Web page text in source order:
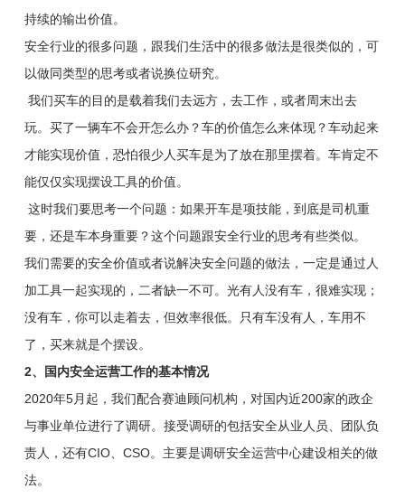
持续的输出价值。
安全行业的很多问题，跟我们生活中的很多做法是很类似的，可
以做同类型的思考或者说换位研究。
我们买车的目的是载着我们去远方，去工作，或者周末出去
玩。买了一辆车不会开怎么办？车的价值怎么来体现？车动起来
才能实现价值，恐怕很少人买车是为了放在那里摆着。车肯定不
能仅仅实现摆设工具的价值。
这时我们要思考一个问题：如果开车是项技能，到底是司机重
要，还是车本身重要？这个问题跟安全行业的思考有些类似。
我们需要的安全价值或者说解决安全问题的做法，一定是通过人
加工具一起实现的，二者缺一不可。光有人没有车，很难实现；
没有车，你可以走着去，但效率很低。只有车没有人，车用不
了，买来就是个摆设。
2、国内安全运营工作的基本情况
2020年5月起，我们配合赛迪顾问机构，对国内近200家的政企
与事业单位进行了调研。接受调研的包括安全从业人员、团队负
责人，还有CIO、CSO。主要是调研安全运营中心建设相关的做
法。